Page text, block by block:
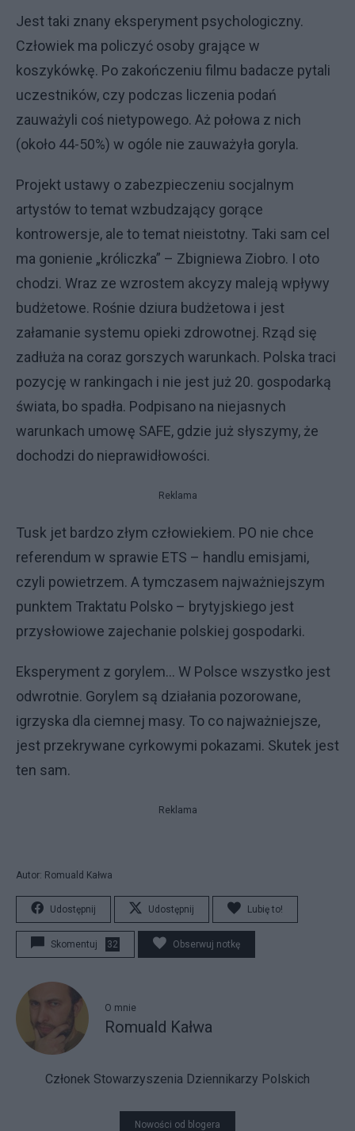
Jest taki znany eksperyment psychologiczny.
Człowiek ma policzyć osoby grające w
koszykówkę. Po zakończeniu filmu badacze pytali
uczestników, czy podczas liczenia podań
zauważyli coś nietypowego. Aż połowa z nich
(około 44-50%) w ogóle nie zauważyła goryla.
Projekt ustawy o zabezpieczeniu socjalnym
artystów to temat wzbudzający gorące
kontrowersje, ale to temat nieistotny. Taki sam cel
ma gonienie „króliczka” – Zbigniewa Ziobro. I oto
chodzi. Wraz ze wzrostem akcyzy maleją wpływy
budżetowe. Rośnie dziura budżetowa i jest
załamanie systemu opieki zdrowotnej. Rząd się
zadłuża na coraz gorszych warunkach. Polska traci
pozycję w rankingach i nie jest już 20. gospodarką
świata, bo spadła. Podpisano na niejasnych
warunkach umowę SAFE, gdzie już słyszymy, że
dochodzi do nieprawidłowości.
Reklama
Tusk jet bardzo złym człowiekiem. PO nie chce
referendum w sprawie ETS – handlu emisjami,
czyli powietrzem. A tymczasem najważniejszym
punktem Traktatu Polsko – brytyjskiego jest
przysłowiowe zajechanie polskiej gospodarki.
Eksperyment z gorylem... W Polsce wszystko jest
odwrotnie. Gorylem są działania pozorowane,
igrzyska dla ciemnej masy. To co najważniejsze,
jest przekrywane cyrkowymi pokazami. Skutek jest
ten sam.
Reklama
Autor: Romuald Kałwa
Udostępnij Udostępnij Lubię to!
Skomentuj 32 Obserwuj notkę
O mnie
Romuald Kałwa
Członek Stowarzyszenia Dziennikarzy Polskich
Nowości od blogera